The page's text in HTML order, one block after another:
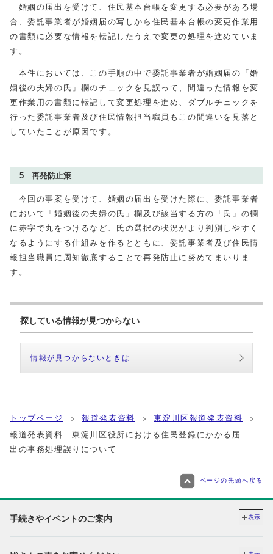
婚姻の届出を受けて、住民基本台帳を変更する必要がある場
合、委託事業者が婚姻届の写しから住民基本台帳の変更作業用
の書類に必要な情報を転記したうえで変更の処理を進めていま
す。
本件においては、この手順の中で委託事業者が婚姻届の「婚
姻後の夫婦の氏」欄のチェックを見誤って、間違った情報を変
更作業用の書類に転記して変更処理を進め、ダブルチェックを
行った委託事業者及び住民情報担当職員もこの間違いを見落と
していたことが原因です。
5 再発防止策
今回の事案を受けて、婚姻の届出を受けた際に、委託事業者
において「婚姻後の夫婦の氏」欄及び該当する方の「氏」の欄
に赤字で丸をつけるなど、氏の選択の状況がより判別しやすく
なるようにする仕組みを作るとともに、委託事業者及び住民情
報担当職員に周知徹底することで再発防止に努めてまいりま
す。
探している情報が見つからない
情報が見つからないときは
トップページ 報道発表資料
東淀川区報道発表資料
報道発表資料 東淀川区役所における住民登録にかかる届
出の事務処理誤りについて
ページの先頭へ戻る
手続きやイベントのご案内 表示